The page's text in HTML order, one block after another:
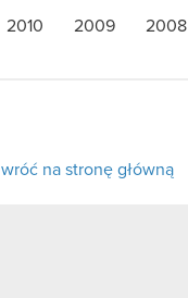
2010 2009 2008
wróć na stronę główną